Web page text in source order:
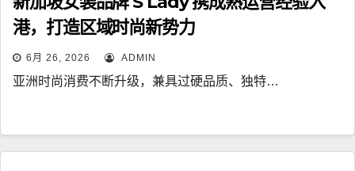
港，打造区域时尚新势力
6月 26, 2026 ADMIN
亚洲时尚消费不断升级，兼具过硬品质、独特…